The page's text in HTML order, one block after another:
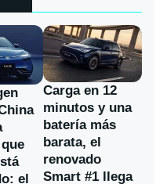
el
Carga en 12
minutos y una
batería más
barata, el
renovado
Smart #1 llega